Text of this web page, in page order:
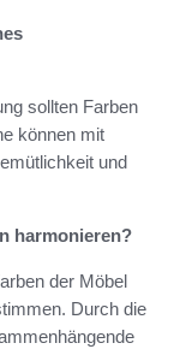
sollten Farben
können mit
und
harmonieren?
der Möbel
Durch die